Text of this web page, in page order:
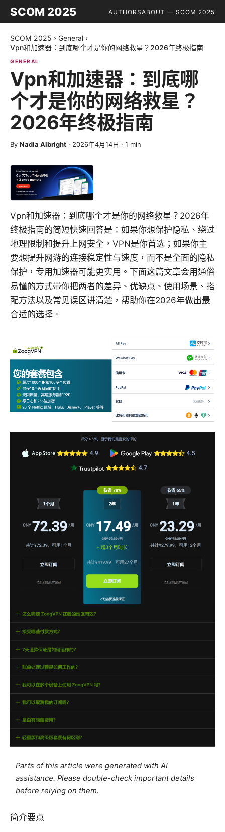
SCOM 2025 AUTHORSABOUT — SCOM 2025
SCOM 2025 › General ›
Vpn和加速器：到底哪个才是你的网络救星？2026年终极指南
GENERAL
Vpn和加速器：到底哪
个才是你的网络救星？
2026年终极指南
By Nadia Albright · 2026年4月14日 · 1 min
Vpn和加速器：到底哪个才是你的网络救星？2026年
终极指南的简短快速回答是：如果你想保护隐私、绕过
地理限制和提升上网安全，VPN是你首选；如果你主
要想提升网游的连接稳定性与速度，而不是全面的隐私
保护，专用加速器可能更实用。下面这篇文章会用通俗
易懂的方式带你把两者的差异、优缺点、使用场景、搭
配方法以及常见误区讲清楚，帮助你在2026年做出最
合适的选择。
Parts of this article were generated with AI
assistance. Please double-check important details
before relying on them.
简介要点